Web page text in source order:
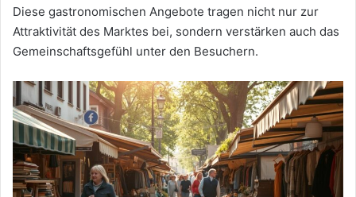
Diese gastronomischen Angebote tragen nicht nur zur
Attraktivität des Marktes bei, sondern verstärken auch das
Gemeinschaftsgefühl unter den Besuchern.